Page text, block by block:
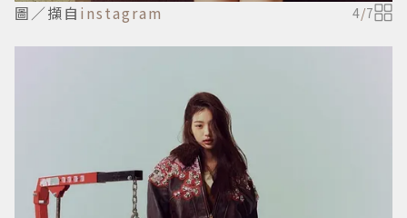
圖／擷自 instagram 4/7